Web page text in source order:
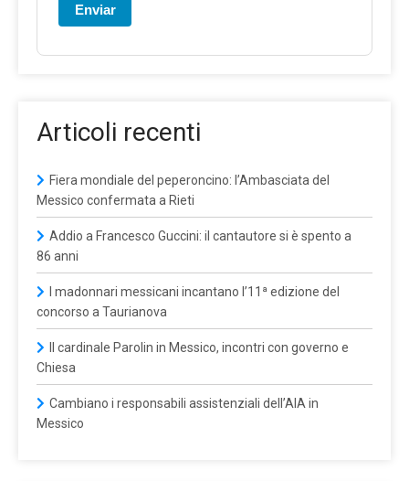
Enviar
Articoli recenti
Fiera mondiale del peperoncino: l’Ambasciata del
Messico confermata a Rieti
Addio a Francesco Guccini: il cantautore si è spento a
86 anni
I madonnari messicani incantano l’11ª edizione del
concorso a Taurianova
Il cardinale Parolin in Messico, incontri con governo e
Chiesa
Cambiano i responsabili assistenziali dell’AIA in
Messico